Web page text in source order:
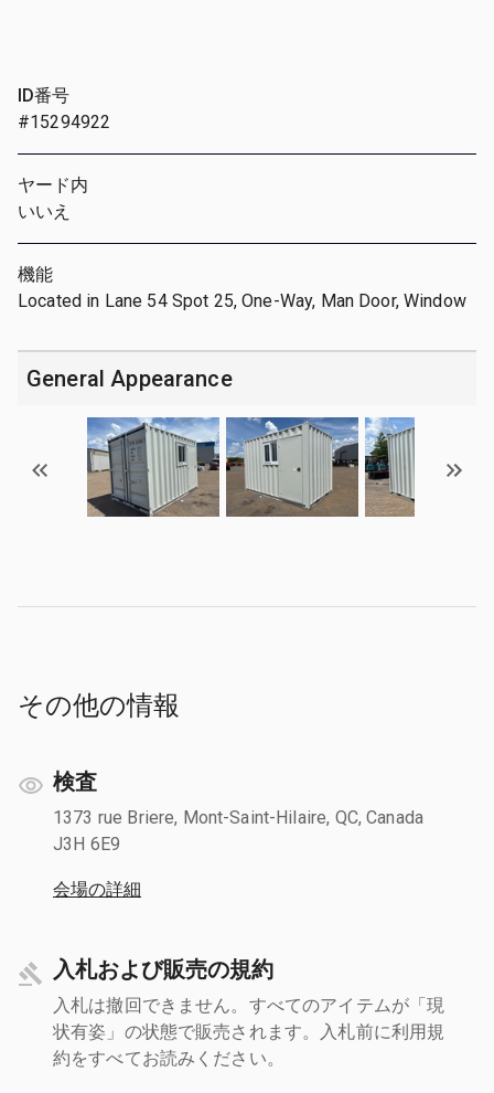
ID番号
#15294922
ヤード内
いいえ
機能
Located in Lane 54 Spot 25, One-Way, Man Door, Window
General Appearance
その他の情報
検査
1373 rue Briere, Mont-Saint-Hilaire, QC, Canada
J3H 6E9
会場の詳細
入札および販売の規約
入札は撤回できません。すべてのアイテムが「現
状有姿」の状態で販売されます。入札前に利用規
約をすべてお読みください。